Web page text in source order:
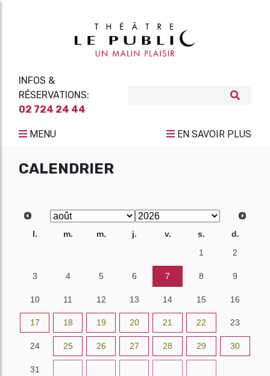
INFOS &
RÉSERVATIONS:
02 724 24 44
MENU EN SAVOIR PLUS
CALENDRIER
l. m. m. j. v. s.
d.
1 2
3 4 5 6 7 8 9
10 11 12 13 14 15 16
17 18 19 20 21 22 23
24 25 26 27 28 29 30
31